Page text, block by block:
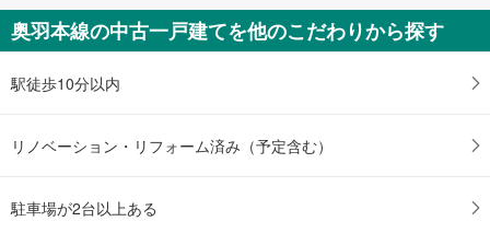
青森市久須志3丁目
500万円
奥羽本線の中古一戸建てを他のこだわりから探す
駅徒歩10分以内
リノベーション・リフォーム済み（予定含む）
駐車場が2台以上ある